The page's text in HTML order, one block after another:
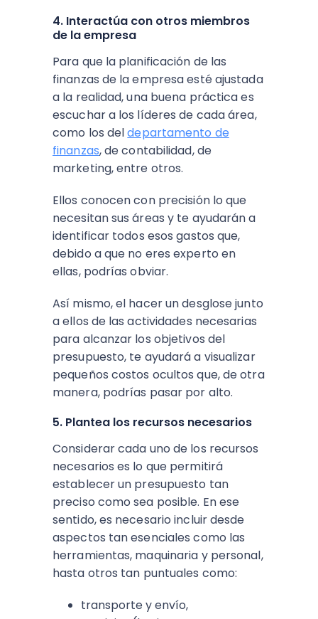
4. Interactúa con otros miembros
de la empresa
Para que la planificación de las
finanzas de la empresa esté ajustada
a la realidad, una buena práctica es
escuchar a los líderes de cada área,
como los deldepartamento de
finanzas, de contabilidad, de
marketing, entre otros.
Ellos conocen con precisión lo que
necesitan sus áreas y te ayudarán a
identificar todos esos gastos que,
debido a que no eres experto en
ellas, podrías obviar.
Así mismo, el hacer un desglose junto
a ellos de las actividades necesarias
para alcanzar los objetivos del
presupuesto, te ayudará a visualizar
pequeños costos ocultos que, de otra
manera, podrías pasar por alto.
5. Plantea los recursos necesarios
Considerar cada uno de los recursos
necesarios es lo que permitirá
establecer un presupuesto tan
preciso como sea posible. En ese
sentido, es necesario incluir desde
aspectos tan esenciales como las
herramientas, maquinaria y personal,
hasta otros tan puntuales como:
transporte y envío,